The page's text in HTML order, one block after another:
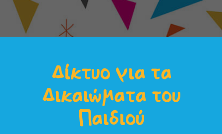
Δίκτυο για τα
Δικαιώµατα του
Παιδιού